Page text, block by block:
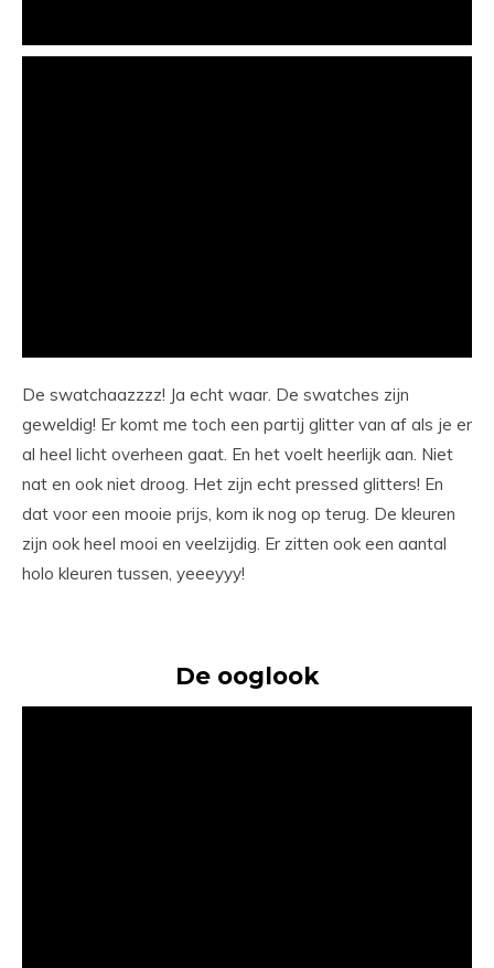
De swatchaazzzz! Ja echt waar. De swatches zijn
geweldig! Er komt me toch een partij glitter van af als je er
al heel licht overheen gaat. En het voelt heerlijk aan. Niet
nat en ook niet droog. Het zijn echt pressed glitters! En
dat voor een mooie prijs, kom ik nog op terug. De kleuren
zijn ook heel mooi en veelzijdig. Er zitten ook een aantal
holo kleuren tussen, yeeeyyy!
De ooglook